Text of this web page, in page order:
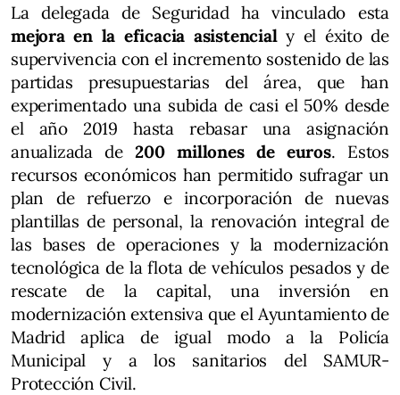
La delegada de Seguridad ha vinculado esta
mejora en la eficacia asistencialy el éxito de
supervivencia con el incremento sostenido de las
partidas presupuestarias del área, que han
experimentado una subida de casi el 50% desde
el año 2019 hasta rebasar una asignación
anualizada de200 millones de euros. Estos
recursos económicos han permitido sufragar un
plan de refuerzo e incorporación de nuevas
plantillas de personal, la renovación integral de
las bases de operaciones y la modernización
tecnológica de la flota de vehículos pesados y de
rescate de la capital, una inversión en
modernización extensiva que el Ayuntamiento de
Madrid aplica de igual modo a la Policía
Municipal y a los sanitarios del SAMUR-
Protección Civil.